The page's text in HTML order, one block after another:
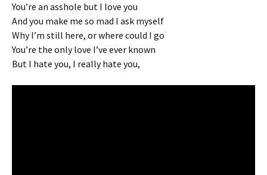
You’re an asshole but I love you
And you make me so mad I ask myself
Why I’m still here, or where could I go
You’re the only love I’ve ever known
But I hate you, I really hate you,